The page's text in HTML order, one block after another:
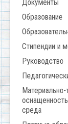
Документы
Образование
Стипендии и
Руководство
Материально-
среда